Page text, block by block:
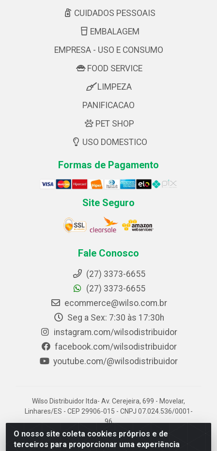
O nosso site coleta cookies próprios e de
terceiros para proporcionar uma experiência
CUIDADOS PESSOAIS
EMBALAGEM
EMPRESA - USO E CONSUMO
FOOD SERVICE
LIMPEZA
PANIFICACAO
PET SHOP
USO DOMESTICO
Formas de Pagamento
Site Seguro
Fale Conosco
(27) 3373-6655
(27) 3373-6655
ecommerce@wilso.com.br
Seg a Sex: 7:30 às 17:30h
instagram.com/wilsodistribuidor
facebook.com/wilsodistribuidor
youtube.com/@wilsodistribuidor
Wilso Distribuidor ltda- Av. Cerejeira, 699 - Movelar,
Linhares/ES - CEP 29906-015 - CNPJ 07.024.536/0001-
96